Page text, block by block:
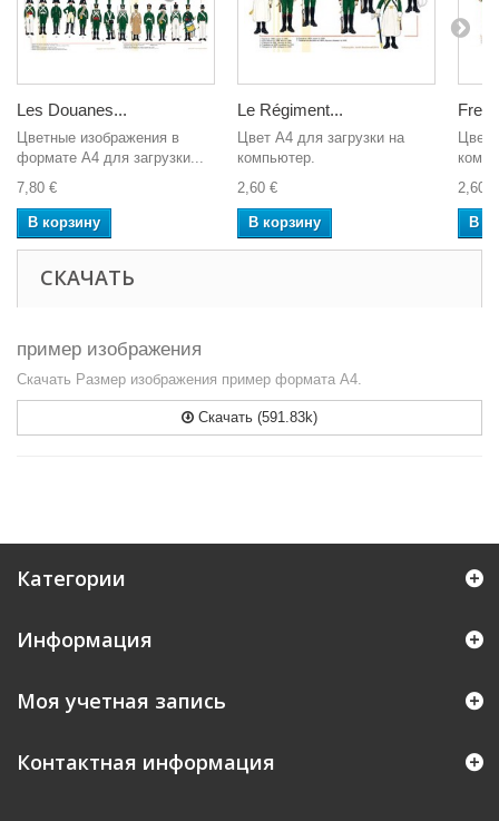
Les Douanes...
Цветные изображения в
формате А4 для загрузки...
7,80 €
В корзину
Le Régiment...
Цвет A4 для загрузки на
компьютер.
2,60 €
В корзину
Цвет
2,60 €
В
СКАЧАТЬ
пример изображения
Скачать Размер изображения пример формата А4.
Скачать (591.83k)
Категории
Информация
Моя учетная запись
Контактная информация